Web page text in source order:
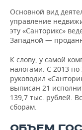
Основной вид
управление
эту «Санторикс»
Западной —
К слову, у самой
налогами. С 2013 по
руководил
выписан 21
139,7 тыс. рублей.
сборам.